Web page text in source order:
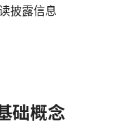
披露信息
础概念